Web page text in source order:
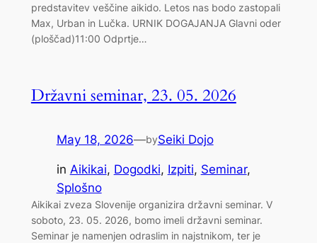
predstavitev veščine aikido. Letos nas bodo zastopali
Max, Urban in Lučka. URNIK DOGAJANJA Glavni oder
(ploščad)11:00 Odprtje…
Državni seminar, 23. 05. 2026
May 18, 2026—bySeiki Dojo
in Aikikai, Dogodki, Izpiti, Seminar
Splošno
Aikikai zveza Slovenije organizira državni seminar. V
soboto, 23. 05. 2026, bomo imeli državni seminar.
Seminar je namenjen odraslim in najstnikom, ter je